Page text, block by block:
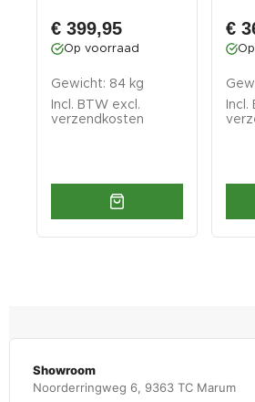
€ 399,95
Op voorraad
Gewicht: 84 kg
Incl. BTW excl.
verzendkosten
€
Showroom
Noorderringweg 6, 9363 TC Marum